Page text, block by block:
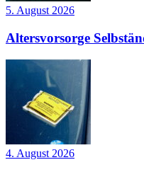
5. August 2026
Altersvorsorge
4. August 2026